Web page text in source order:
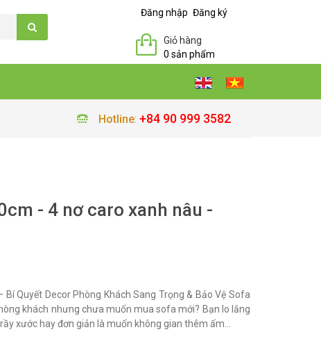
Đăng nhập Đăng ký
Giỏ hàng
0 sản phẩm
Hotline: +84 90 999 3582
- 4 nơ caro xanh nâu -
Quyết Decor Phòng Khách Sang Trọng & Bảo Vệ Sofa
khách nhưng chưa muốn mua sofa mới? Bạn lo lắng
xước hay đơn giản là muốn không gian thêm ấm...